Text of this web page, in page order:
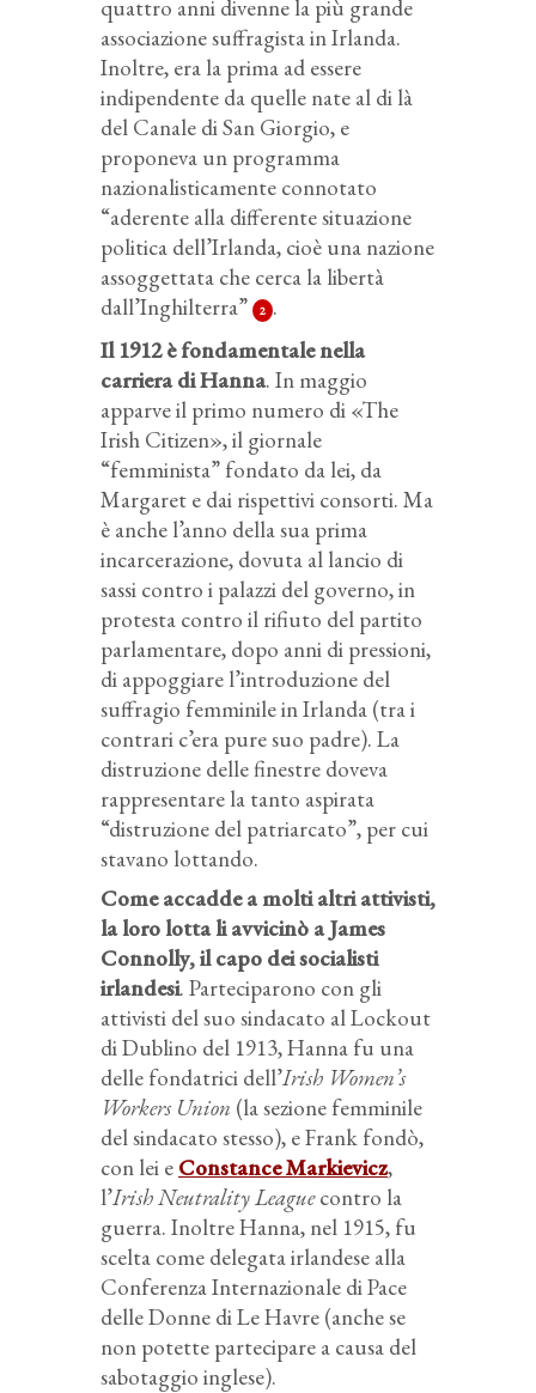
quattro anni divenne la più grande
associazione suffragista in Irlanda.
Inoltre, era la prima ad essere
indipendente da quelle nate al di là
del Canale di San Giorgio, e
proponeva un programma
nazionalisticamente connotato
“aderente alla differente situazione
politica dell’Irlanda, cioè una nazione
assoggettata che cerca la libertà
dall’Inghilterra”
2 .
Il 1912 è fondamentale nella
carriera di Hanna. In maggio
apparve il primo numero di «The
Irish Citizen», il giornale
“femminista” fondato da lei, da
Margaret e dai rispettivi consorti. Ma
è anche l’anno della sua prima
incarcerazione, dovuta al lancio di
sassi contro i palazzi del governo, in
protesta contro il rifiuto del partito
parlamentare, dopo anni di pressioni,
di appoggiare l’introduzione del
suffragio femminile in Irlanda (tra i
contrari c’era pure suo padre). La
distruzione delle finestre doveva
rappresentare la tanto aspirata
“distruzione del patriarcato”, per cui
stavano lottando.
Come accadde a molti altri attivisti,
la loro lotta li avvicinò a James
Connolly, il capo dei socialisti
irlandesi. Parteciparono con gli
attivisti del suo sindacato al Lockout
di Dublino del 1913, Hanna fu una
delle fondatrici dell’Irish Women’s
Workers Union (la sezione femminile
del sindacato stesso), e Frank fondò,
con lei e Constance Markievicz,
l’Irish Neutrality Leaguecontro la
guerra. Inoltre Hanna, nel 1915, fu
scelta come delegata irlandese alla
Conferenza Internazionale di Pace
delle Donne di Le Havre (anche se
non potette partecipare a causa del
sabotaggio inglese).